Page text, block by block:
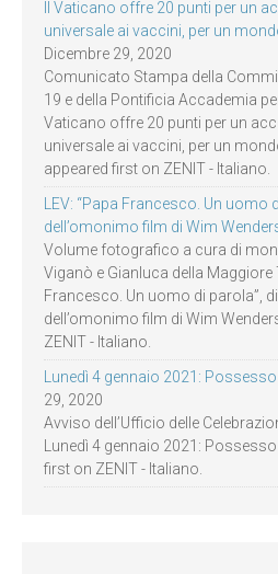
Il Vaticano offre 20 punti per un
universale ai vaccini, per un
Dicembre 29, 2020
Comunicato Stampa della
19 e della Pontificia Accademia
Vaticano offre 20 punti per un
universale ai vaccini, per un
appeared first on ZENIT - Italiano.
LEV: “Papa Francesco. Un uomo
dell’omonimo film di Wim
Volume fotografico a cura di
Viganò e Gianluca della Maggiore
Francesco. Un uomo di parola”,
dell’omonimo film di Wim
ZENIT - Italiano.
Lunedì 4 gennaio 2021:
29, 2020
Avviso dell’Ufficio delle
Lunedì 4 gennaio 2021:
first on ZENIT - Italiano.